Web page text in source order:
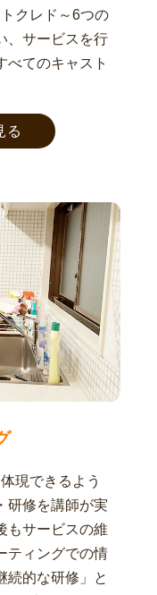
クレド～6つの
、サービスを行
べてのキャスト
る
現できるよう
研修を講師が実
もサービスの維
ティングでの情
続的な研修」と